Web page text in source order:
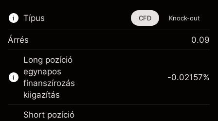
Típus
Ez a pénzügyi eszköz CFD-ken és Knock-
outokon keresztül is kereskedhető.
Bővebb információk:
CFD-k
Knock-outok
CFD Knock-out
Árrés 0.09
Long pozíció
egynapos
finanszírozás
kiigazítás
-0.02157%
Short pozíció